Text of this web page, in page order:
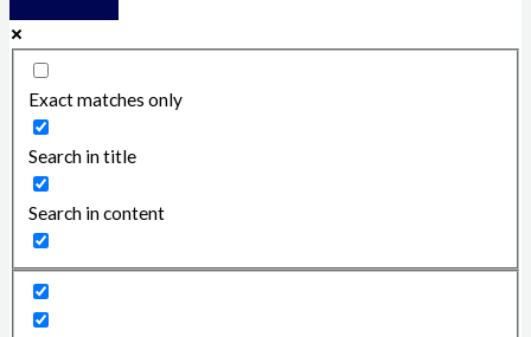
Exact matches only
Search in title
Search in content